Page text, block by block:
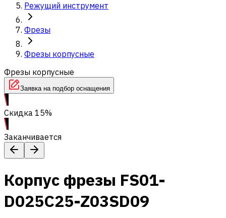
Режущий инструмент
Фрезы
Фрезы корпусные
Фрезы корпусные
Заявка на подбор оснащения
Скидка 15%
Заканчивается
Корпус фрезы FS01-
D025C25-Z03SD09